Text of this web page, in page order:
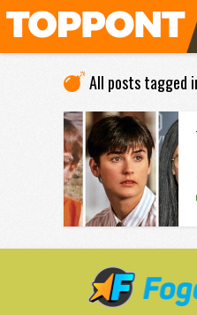
All posts tagged